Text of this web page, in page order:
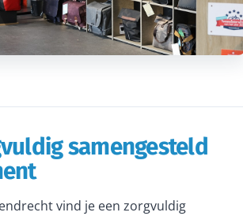
samengesteld
vind je een zorgvuldig